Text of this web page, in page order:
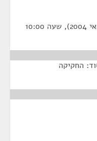
החקיקה